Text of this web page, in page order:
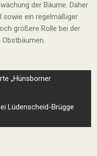
der Bäume. Daher
sowie ein regelmäßiger
größere Rolle bei der
„Hünsborner
Lüdenscheid-Brügge